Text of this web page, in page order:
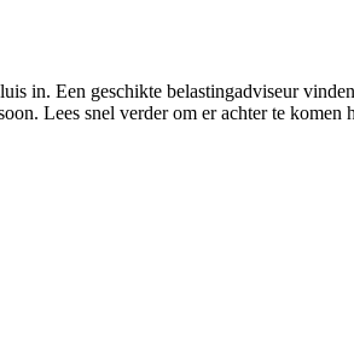
in. Een geschikte belastingadviseur
Lees snel verder om er achter te